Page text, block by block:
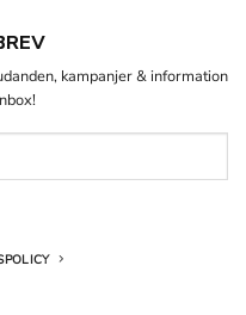
kampanjer & information